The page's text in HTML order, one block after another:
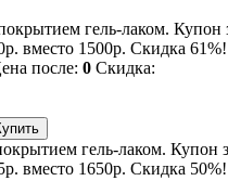
гель-лаком. Купон
вместо 1500р. Скидка 61%!
после: 0 Скидка:
гель-лаком. Купон
вместо 1650р. Скидка 50%!